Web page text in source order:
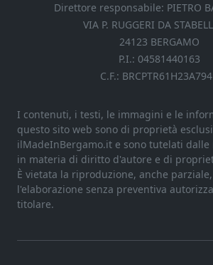
Direttore responsabile: PIETRO
VIA P. RUGGERI DA
24123 BERGAMO
P.I.: 04581440163
C.F.:
I contenuti, i testi, le immagini e le
questo sito web sono di proprietà
ilMadeInBergamo.it e sono tutelati
in materia di diritto d'autore e di
È vietata la riproduzione, anche
l'elaborazione senza preventiva
titolare.